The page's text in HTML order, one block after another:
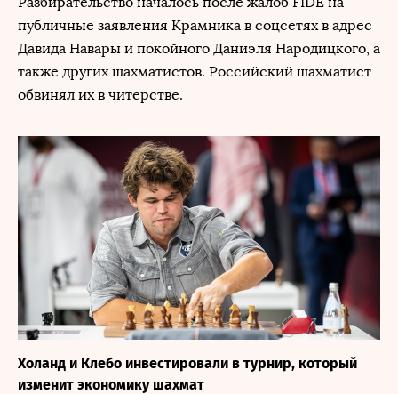
публичные заявления Крамника в соцсетях в адрес
Давида Навары и покойного Даниэля Народицкого, а
также других шахматистов. Российский шахматист
обвинял их в читерстве.
Холанд и Клебо инвестировали в турнир, который
изменит экономику шахмат